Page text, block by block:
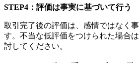
STEP4：評価は事実に基づいて行う
取引完了後の評価は、感情ではなく
す。不当な低評価をつけられた場合
討してください。